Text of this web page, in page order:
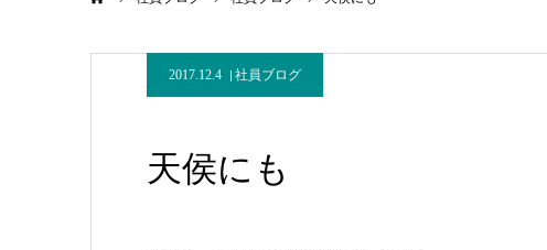
2017.12.4 社員ブログ
天侯にも